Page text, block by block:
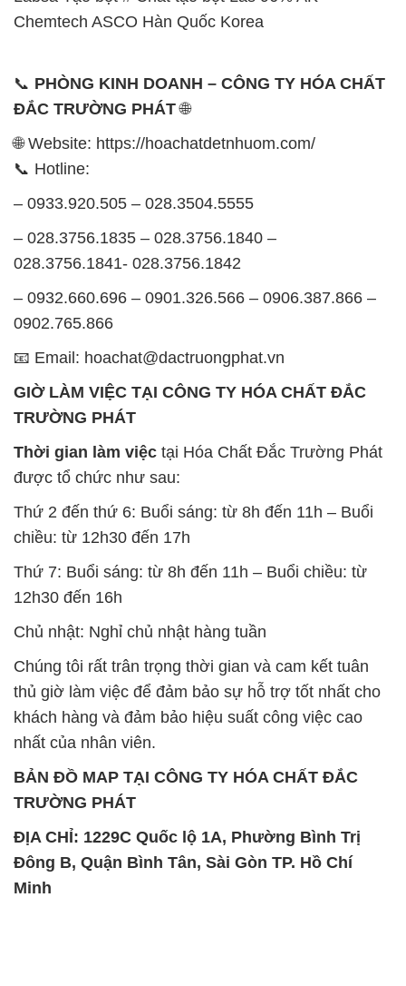
🌐 Website: https://hoachatdetnhuom.com/
– 0933.920.505 – 028.3504.5555
028.3756.1841- 028.3756.1842
0902.765.866
📧 Email: hoachat@dactruongphat.vn
TRƯỜNG PHÁT
được tổ chức như sau:
Thứ 2 đến thứ 6: Buổi sáng: từ 8h đến 11h – Buổi
chiều: từ 12h30 đến 17h
Thứ 7: Buổi sáng: từ 8h đến 11h – Buổi chiều: từ
12h30 đến 16h
Chủ nhật: Nghỉ chủ nhật hàng tuần
thủ giờ làm việc để đảm bảo sự hỗ trợ tốt nhất cho
khách hàng và đảm bảo hiệu suất công việc cao
nhất của nhân viên.
BẢN ĐỒ MAP TẠI CÔNG TY HÓA CHẤT ĐẮC
TRƯỜNG PHÁT
ĐỊA CHỈ: 1229C Quốc lộ 1A, Phường Bình Trị
Đông B, Quận Bình Tân, Sài Gòn TP. Hồ Chí
Minh